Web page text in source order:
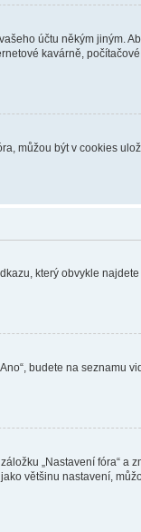
účtu někým jiným.
kavárně,
můžou být v cookies
který obvykle
budete na seznamu
„Nastavení fóra“ a
většinu nastavení,